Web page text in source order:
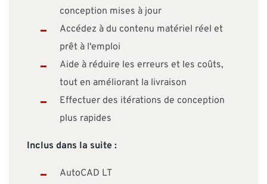
conception mises à jour
Accédez à du contenu matériel réel et
prêt à l'emploi
Aide à réduire les erreurs et les coûts,
tout en améliorant la livraison
Effectuer des itérations de conception
plus rapides
Inclus dans la suite :
AutoCAD LT